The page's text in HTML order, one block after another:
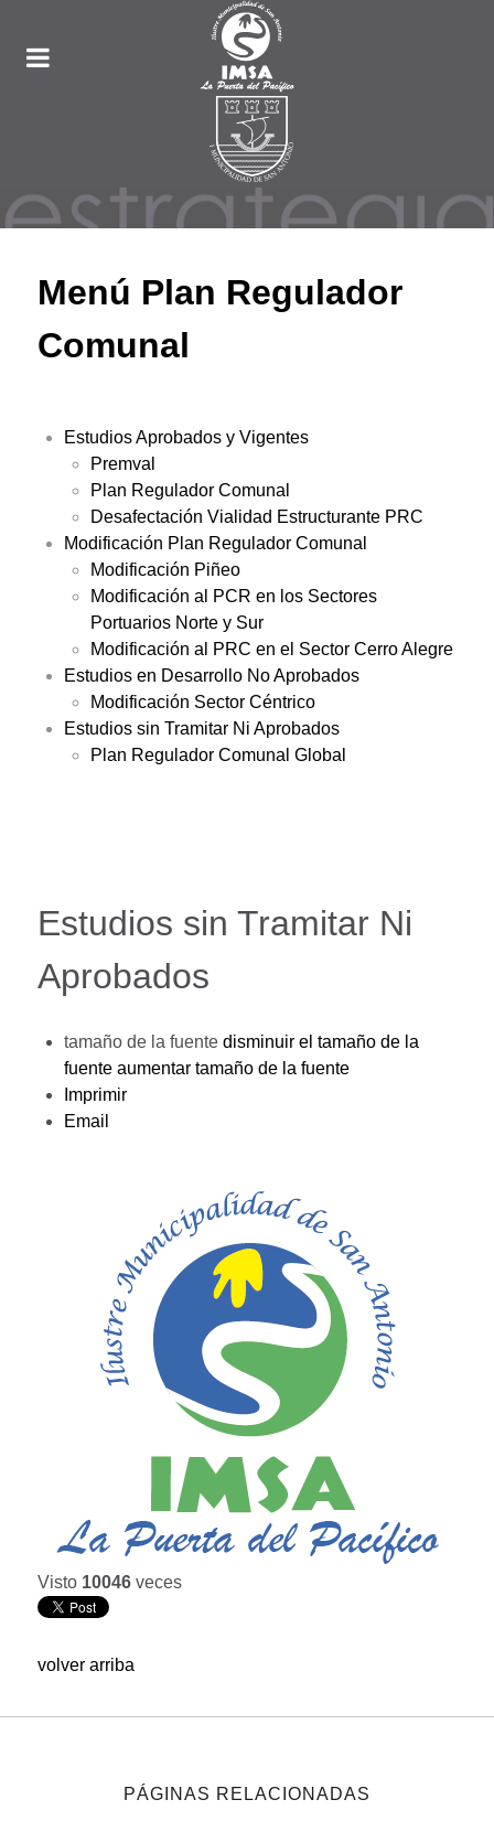
Menú Plan Regulador
Comunal
Estudios Aprobados y Vigentes
Premval
Plan Regulador Comunal
Desafectación Vialidad Estructurante PRC
Modificación Plan Regulador Comunal
Modificación Piñeo
Modificación al PCR en los Sectores
Portuarios Norte y Sur
Modificación al PRC en el Sector Cerro Alegre
Estudios en Desarrollo No Aprobados
Modificación Sector Céntrico
Estudios sin Tramitar Ni Aprobados
Plan Regulador Comunal Global
Estudios sin Tramitar Ni
Aprobados
tamaño de la fuente disminuir el tamaño de la
fuente aumentar tamaño de la fuente
Imprimir
Email
Visto 10046 veces
volver arriba
PÁGINAS RELACIONADAS